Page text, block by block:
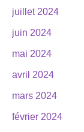
juillet 2024
juin 2024
mai 2024
avril 2024
mars 2024
février 2024